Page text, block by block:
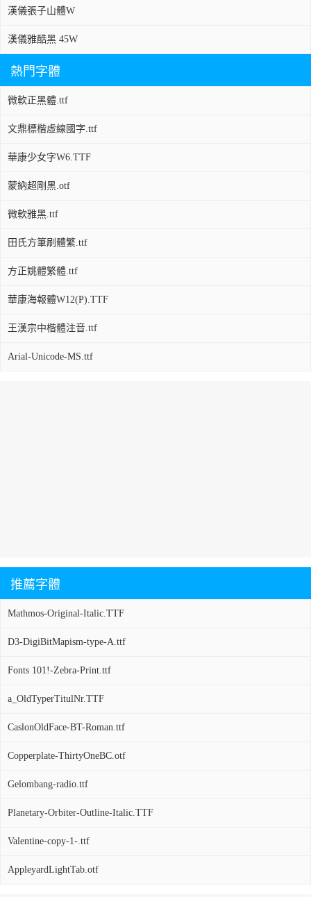
漢儀張子山體W
漢儀雅酷黑 45W
熱門字體
微軟正黑體.ttf
文鼎標楷虛線國字.ttf
華康少女字W6.TTF
蒙納超剛黑.otf
微軟雅黑.ttf
田氏方筆刷體繁.ttf
方正姚體繁體.ttf
華康海報體W12(P).TTF
王漢宗中楷體注音.ttf
Arial-Unicode-MS.ttf
推薦字體
Mathmos-Original-Italic.TTF
D3-DigiBitMapism-type-A.ttf
Fonts 101!-Zebra-Print.ttf
a_OldTyperTitulNr.TTF
CaslonOldFace-BT-Roman.ttf
Copperplate-ThirtyOneBC.otf
Gelombang-radio.ttf
Planetary-Orbiter-Outline-Italic.TTF
Valentine-copy-1-.ttf
AppleyardLightTab.otf